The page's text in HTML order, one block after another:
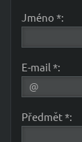
Jméno *:
E-mail *:
Předmět *: